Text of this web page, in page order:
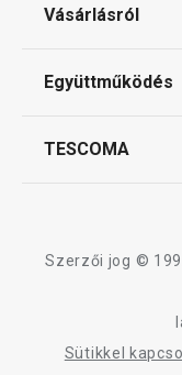
Gyakori kérdések
Vásárlásról
Reklamáció és
Együttműködés
TESCOMA
Szerzői jog ©
Sütikkel